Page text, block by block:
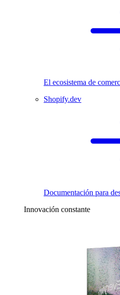
El ecosistema de
Shopify.dev
Documentación para
Innovación constante